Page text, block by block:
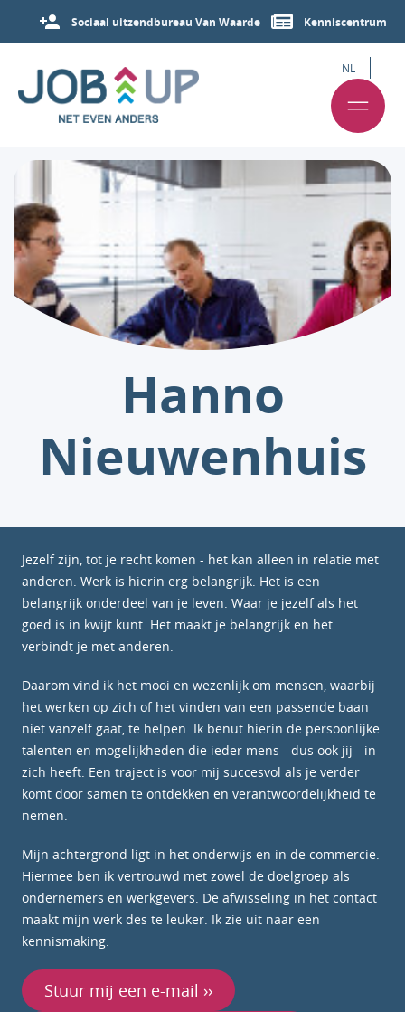
Sociaal uitzendbureau Van Waarde Kenniscentrum
NL
Hanno
Nieuwenhuis
Jezelf zijn, tot je recht komen - het kan alleen in relatie met
anderen. Werk is hierin erg belangrijk. Het is een
belangrijk onderdeel van je leven. Waar je jezelf als het
goed is in kwijt kunt. Het maakt je belangrijk en het
verbindt je met anderen.
Daarom vind ik het mooi en wezenlijk om mensen, waarbij
het werken op zich of het vinden van een passende baan
niet vanzelf gaat, te helpen. Ik benut hierin de persoonlijke
talenten en mogelijkheden die ieder mens - dus ook jij - in
zich heeft. Een traject is voor mij succesvol als je verder
komt door samen te ontdekken en verantwoordelijkheid te
nemen.
Mijn achtergrond ligt in het onderwijs en in de commercie.
Hiermee ben ik vertrouwd met zowel de doelgroep als
ondernemers en werkgevers. De afwisseling in het contact
maakt mijn werk des te leuker. Ik zie uit naar een
kennismaking.
Stuur mij een e-mail ››